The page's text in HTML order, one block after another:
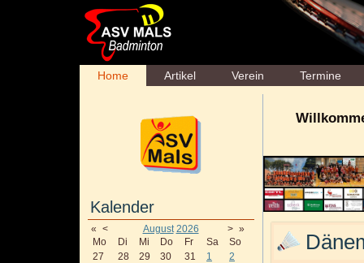
Home Artikel Verein Termine
Kalender
« < August 2026 > »
Mo
Di Mi Do Fr Sa
So
27
28 29 30 31 1
2